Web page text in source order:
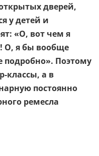
дверей,
у детей и
«О, вот чем я
О, я бы вообще
подробно». Поэтому
классы, а в
постоянно
ремесла